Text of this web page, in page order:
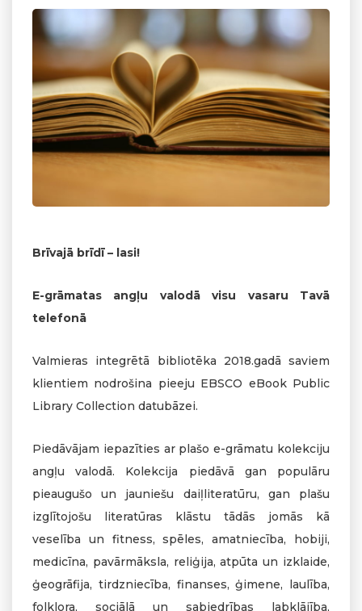
Brīvajā brīdī – lasi!
E-grāmatas angļu valodā visu vasaru Tavā
telefonā
Valmieras integrētā bibliotēka 2018.gadā saviem
klientiem nodrošina pieeju EBSCO eBook Public
Library Collection datubāzei.
Piedāvājam iepazīties ar plašo e-grāmatu kolekciju
angļu valodā. Kolekcija piedāvā gan populāru
pieaugušo un jauniešu daiļliteratūru, gan plašu
izglītojošu literatūras klāstu tādās jomās kā
veselība un fitness, spēles, amatniecība, hobiji,
medicīna, pavārmāksla, reliģija, atpūta un izklaide,
ģeogrāfija, tirdzniecība, finanses, ģimene, laulība,
folklora, sociālā un sabiedrības labklājība,